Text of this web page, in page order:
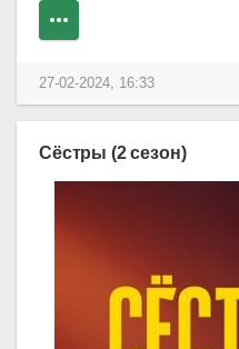
27-02-2024, 16:33
Сёстры (2 сезон)